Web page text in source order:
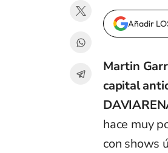
Añadir
Martin
capital
hace muy
con shows